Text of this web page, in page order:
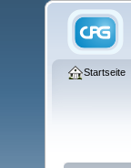
Startseite